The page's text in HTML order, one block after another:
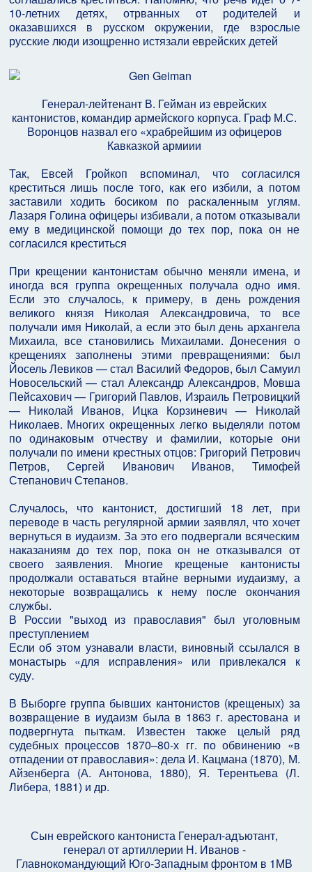
10-летних детях, отрванных от родителей и
оказавшихся в русском окружении, где взрослые
русские люди изощренно истязали еврейских детей
Генерал-лейтенант В. Гейман из еврейских
кантонистов, командир армейского корпуса. Граф М.С.
Воронцов назвал его «храбрейшим из офицеров
Кавказкой армиии
Так, Евсей Гройкоп вспоминал, что согласился
креститься лишь после того, как его избили, а потом
заставили ходить босиком по раскаленным углям.
Лазаря Голина офицеры избивали, а потом отказывали
ему в медицинской помощи до тех пор, пока он не
согласился креститься
При крещении кантонистам обычно меняли имена, и
иногда вся группа окрещенных получала одно имя.
Если это случалось, к примеру, в день рождения
великого князя Николая Александровича, то все
получали имя Николай, а если это был день архангела
Михаила, все становились Михаилами. Донесения о
крещениях заполнены этими превращениями: был
Йосель Левиков — стал Василий Федоров, был Самуил
Новосельский — стал Александр Александров, Мовша
Пейсахович — Григорий Павлов, Израиль Петровицкий
— Николай Иванов, Ицка Корзиневич — Николай
Николаев. Многих окрещенных легко выделяли потом
по одинаковым отчеству и фамилии, которые они
получали по имени крестных отцов: Григорий Петрович
Петров, Сергей Иванович Иванов, Тимофей
Степанович Степанов.
Случалось, что кантонист, достигший 18 лет, при
переводе в часть регулярной армии заявлял, что хочет
вернуться в иудаизм. За это его подвергали всяческим
наказаниям до тех пор, пока он не отказывался от
своего заявления. Многие крещеные кантонисты
продолжали оставаться втайне верными иудаизму, а
некоторые возвращались к нему после окончания
службы.
В России "выход из православия" был уголовным
преступлением
Если об этом узнавали власти, виновный ссылался в
монастырь «для исправления» или привлекался к
суду.
В Выборге группа бывших кантонистов (крещеных) за
возвращение в иудаизм была в 1863 г. арестована и
подвергнута пыткам. Известен также целый ряд
судебных процессов 1870–80-х гг. по обвинению «в
отпадении от православия»: дела И. Кацмана (1870), М.
Айзенберга (А. Антонова, 1880), Я. Терентьева (Л.
Либера, 1881) и др.
Сын еврейского кантониста Генерал-адъютант,
генерал от артиллерии Н. Иванов -
Главнокомандующий Юго-Западным фронтом в 1МВ